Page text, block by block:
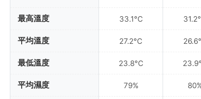
最高溫度
平均溫度
最低溫度
平均濕度
33.1°C
27.2°C
23.8°C
79%